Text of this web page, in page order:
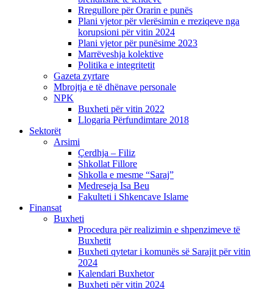
Rregullore për Orarin e punës
Plani vjetor për vlerësimin e rreziqeve nga
korupsioni për vitin 2024
Plani vjetor për punësime 2023
Marrëveshja kolektive
Politika e integritetit
Gazeta zyrtare
Mbrojtja e të dhënave personale
NPK
Buxheti për vitin 2022
Llogaria Përfundimtare 2018
Sektorët
Arsimi
Çerdhja – Filiz
Shkollat Fillore
Shkolla e mesme “Saraj”
Medreseja Isa Beu
Fakulteti i Shkencave Islame
Finansat
Buxheti
Procedura për realizimin e shpenzimeve të
Buxhetit
Buxheti qytetar i komunës së Sarajit për vitin
2024
Kalendari Buxhetor
Buxheti për vitin 2024